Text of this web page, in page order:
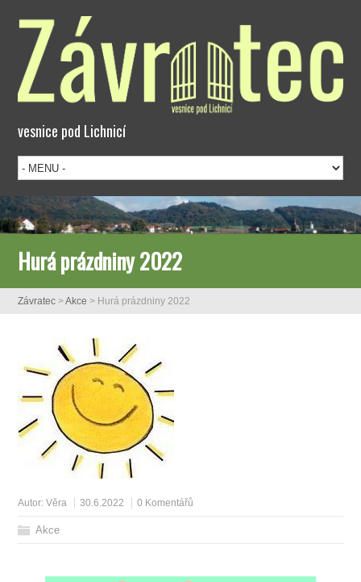
vesnice pod Lichnicí
Hurá prázdniny 2022
Závratec >Akce > Hurá prázdniny 2022
Autor:Věra 30.6.2022 0 Komentářů
Akce